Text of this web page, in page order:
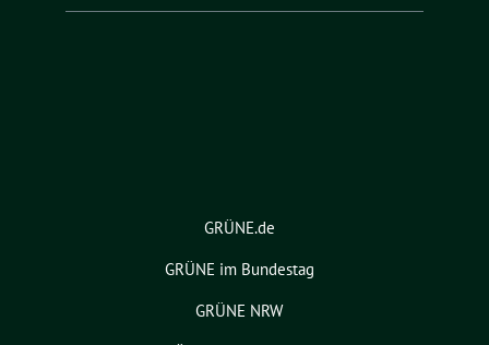
GRÜNE.de
GRÜNE im Bundestag
GRÜNE NRW